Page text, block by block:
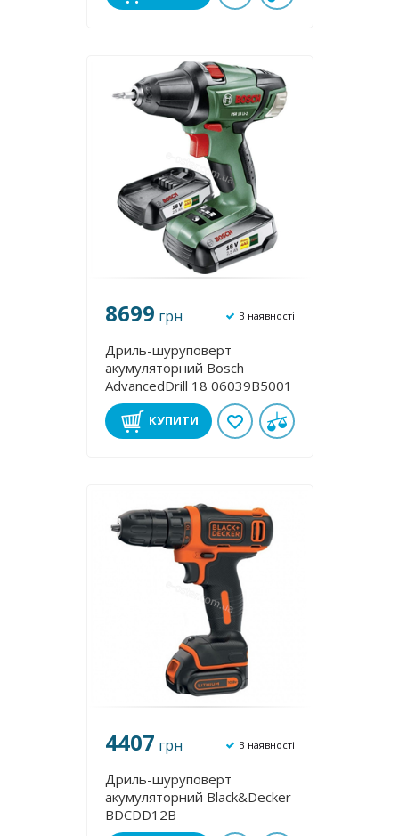
8699 грн В наявності
Дриль-шуруповерт
акумуляторний Bosch
AdvancedDrill 18 06039B5001
КУПИТИ
4407 грн В наявності
Дриль-шуруповерт
акумуляторний Black&Decker
BDCDD12B